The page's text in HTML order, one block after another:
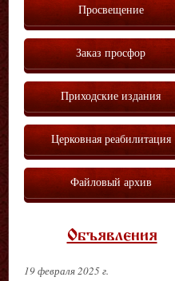
Просвещение
Заказ просфор
Приходские издания
Церковная реабилитация
Файловый архив
Объявления
19 февраля 2025 г.